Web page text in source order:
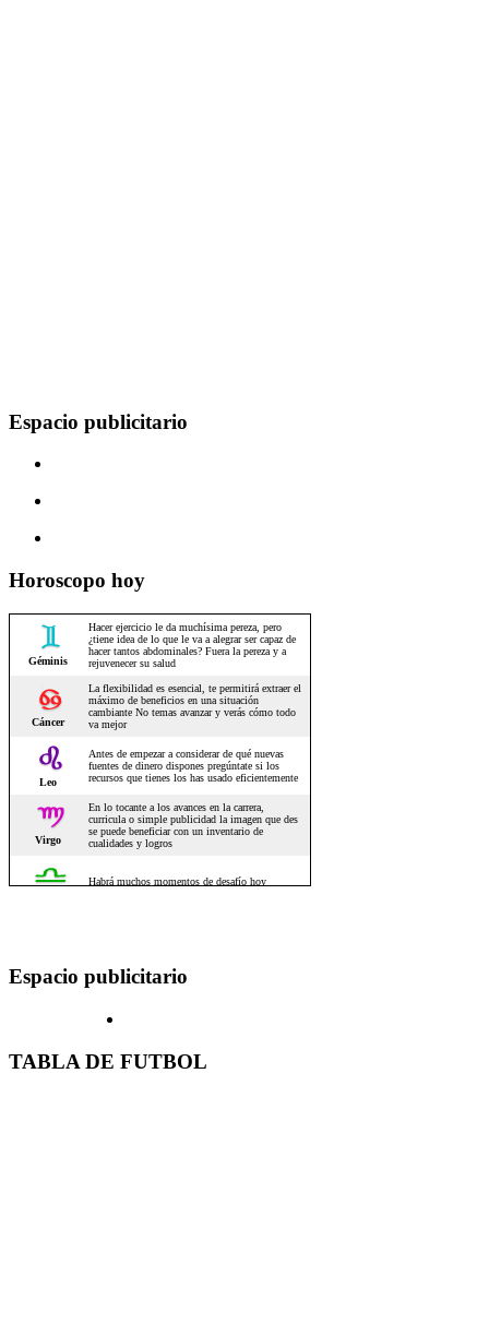
Espacio publicitario
Horoscopo hoy
Espacio publicitario
TABLA DE FUTBOL